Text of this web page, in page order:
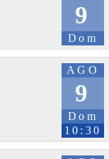
9
Dom
AGO
9
Dom
10:30